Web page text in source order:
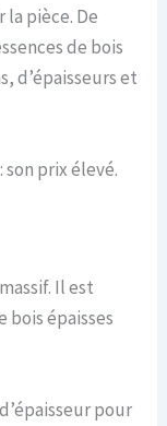
la pièce. De
de bois
d’épaisseurs et
prix élevé.
Il est
bois épaisses
pour